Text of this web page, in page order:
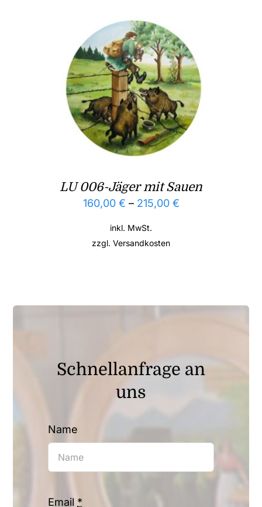
LU 006-Jäger mit Sauen
160,00 € – 215,00 €
inkl. MwSt.
zzgl. Versandkosten
Schnellanfrage an
uns
Name
Email *